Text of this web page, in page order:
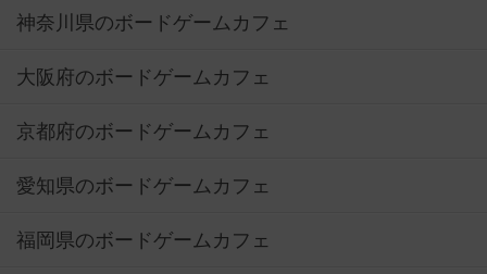
神奈川県のボードゲームカフェ
大阪府のボードゲームカフェ
京都府のボードゲームカフェ
愛知県のボードゲームカフェ
福岡県のボードゲームカフェ